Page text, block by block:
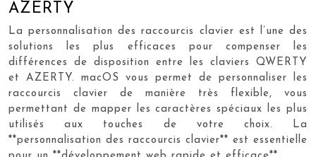
AZERTY
La personnalisation des raccourcis clavier est l’une des
solutions les plus efficaces pour compenser les
différences de disposition entre les claviers QWERTY
et AZERTY. macOS vous permet de personnaliser les
raccourcis clavier de manière très flexible, vous
permettant de mapper les caractères spéciaux les plus
utilisés aux touches de votre choix. La
**personnalisation des raccourcis clavier** est essentielle